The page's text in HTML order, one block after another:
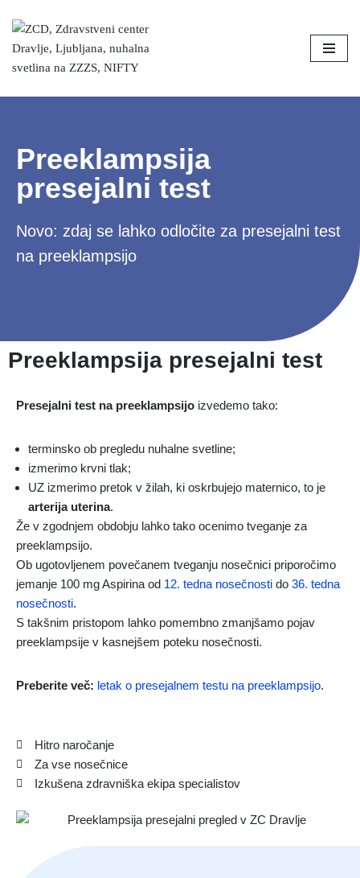
Skoči
Preeklampsija
presejalni test
Novo: zdaj se lahko odločite za presejalni test
na preeklampsijo
Preeklampsija presejalni test
Presejalni test na preeklampsijo izvedemo tako:
terminsko ob pregledu nuhalne svetline;
izmerimo krvni tlak;
UZ izmerimo pretok v žilah, ki oskrbujejo maternico, to je
arterija uterina.
Že v zgodnjem obdobju lahko tako ocenimo tveganje za
preeklampsijo.
Ob ugotovljenem povečanem tveganju nosečnici priporočimo
jemanje 100 mg Aspirina od 12. tedna nosečnosti do 36. tedna
nosečnosti.
S takšnim pristopom lahko pomembno zmanjšamo pojav
preeklampsije v kasnejšem poteku nosečnosti.
Preberite več: letak o presejalnem testu na preeklampsijo.
Hitro naročanje
Za vse nosečnice
Izkušena zdravniška ekipa specialistov